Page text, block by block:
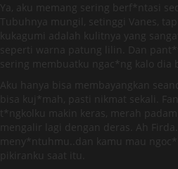
Ya, aku memang sering berf*ntasi
Tubuhnya mungil, setinggi Vanes,
kukagumi adalah kulitnya yang
seperti warna patung lilin. Dan
sering membuatku ngac*ng kalo dia
Aku hanya bisa membayangkan
bisa kuj*mah, pasti nikmat sekali.
t*ngkolku makin keras, merah
mengalir lagi dengan deras. Ah
meny*ntuhmu..dan kamu mau
pikiranku saat itu.